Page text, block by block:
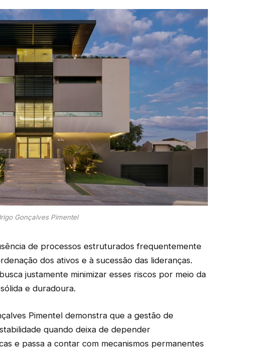
Gonçalves Pimentel
de processos estruturados frequentemente
dos ativos e à sucessão das lideranças.
justamente minimizar esses riscos por meio da
e duradoura.
Pimentel demonstra que a gestão de
quando deixa de depender
e passa a contar com mecanismos permanentes